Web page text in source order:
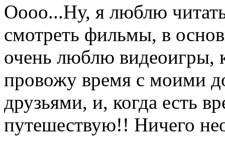
Оооо...Ну, я люблю
смотреть фильмы, в
очень люблю видеоигры,
провожу время с моими
друзьями, и, когда есть
путешествую!! Ничего